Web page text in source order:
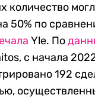
количество
50% по
Yle. По
с начала
192